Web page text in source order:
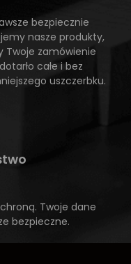
bezpiecznie
nasze produkty,
Twoje zamówienie
dotarło całe i bez
uszczerbku.
Twoje dane
bezpieczne.